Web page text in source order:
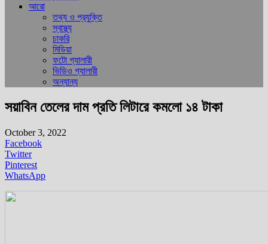
আরো
তথ্য ও প্রযুক্তি
স্বাস্থ্য
চাকরি
মিডিয়া
ফটো গ্যালারী
ভিডিও গ্যালারী
অন্যান্য
সয়াবিন তেলের দাম প্রতি লিটারে কমলো ১৪ টাকা
October 3, 2022
Facebook
Twitter
Pinterest
WhatsApp